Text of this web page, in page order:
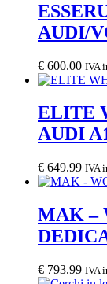
AUDI/
€ 600.00 IVA
ELITE
AUDI
€ 649.99 IVA
MAK –
€ 793.99 IVA